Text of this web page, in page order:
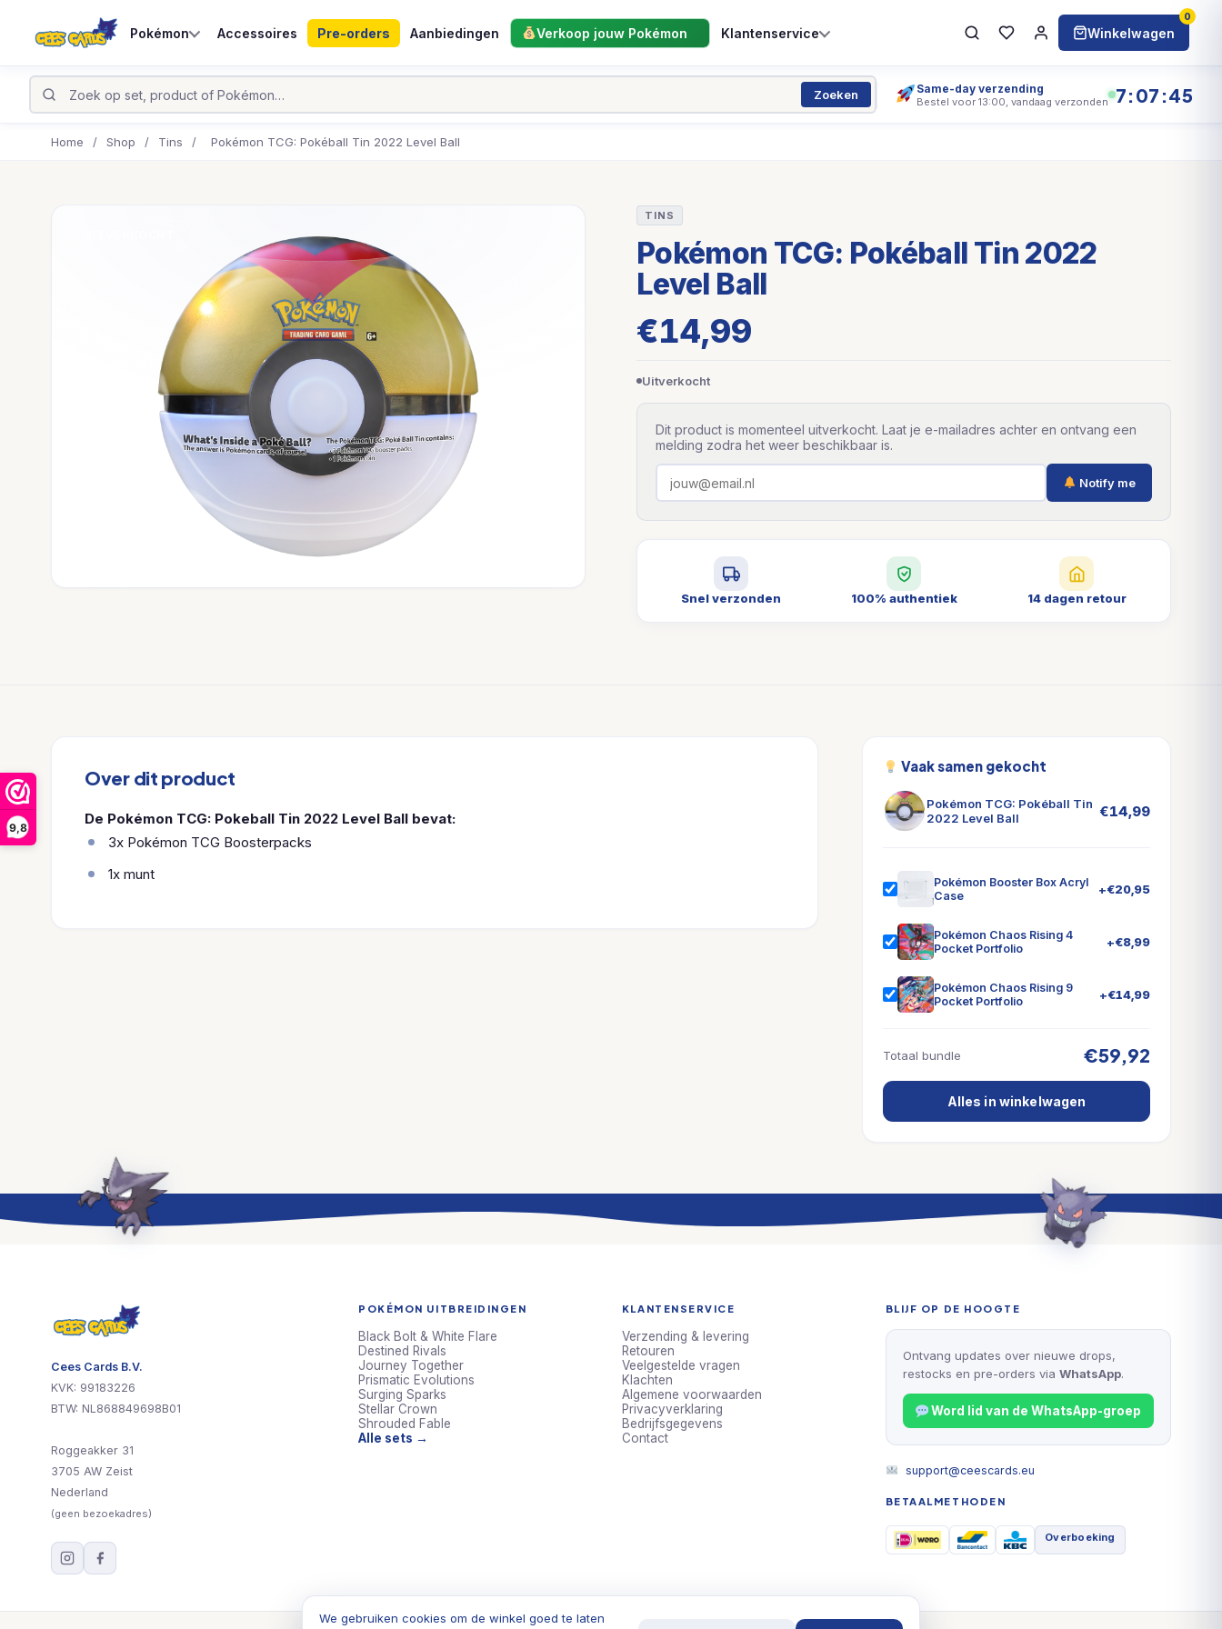
9,8
Pokémon Accessoires Pre-orders Aanbiedingen Verkoop jouw Pokémon Klantenservice Winkelwagen
0
Zoeken Same-day verzending
Bestel voor 13:00, vandaag verzonden 7:07:44
Home / Shop / Tins / Pokémon TCG: Pokéball Tin 2022 Level Ball
TINS
Pokémon TCG: Pokéball Tin 2022
Level Ball
€14,99
Uitverkocht
Dit product is momenteel uitverkocht. Laat je e-mailadres achter en ontvang een
melding zodra het weer beschikbaar is.
Notify me
Snel verzonden 100% authentiek 14 dagen retour
Over dit product
De Pokémon TCG: Pokeball Tin 2022 Level Ball bevat:
3x Pokémon TCG Boosterpacks
1x munt
Vaak samen gekocht
Pokémon TCG: Pokéball Tin
2022 Level Ball
€14,99
Pokémon Booster Box Acryl
Case
+€20,95
Pokémon Chaos Rising 4
Pocket Portfolio
+€8,99
Pokémon Chaos Rising 9
Pocket Portfolio
+€14,99
Totaal bundle €59,92
Alles in winkelwagen
Cees Cards B.V.
KVK: 99183226
BTW: NL868849698B01
Roggeakker 31
3705 AW Zeist
Nederland
(geen bezoekadres)
POKÉMON UITBREIDINGEN
Black Bolt & White Flare
Destined Rivals
Journey Together
Prismatic Evolutions
Surging Sparks
Stellar Crown
Shrouded Fable
Alle sets →
KLANTENSERVICE
Verzending & levering
Retouren
Veelgestelde vragen
Klachten
Algemene voorwaarden
Privacyverklaring
Bedrijfsgegevens
Contact
BLIJF OP DE HOOGTE
Ontvang updates over nieuwe drops,
restocks en pre-orders via WhatsApp.
Word lid van de WhatsApp-groep
support@ceescards.eu
BETAALMETHODEN
Overboeking
We gebruiken cookies om de winkel goed te laten